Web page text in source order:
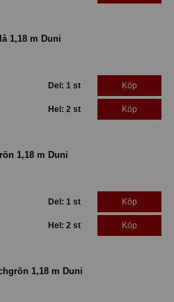
1,18 m Duni
Del: 1 st Köp
Hel: 2 st Köp
1,18 m Duni
Del: 1 st Köp
Hel: 2 st Köp
1,18 m Duni